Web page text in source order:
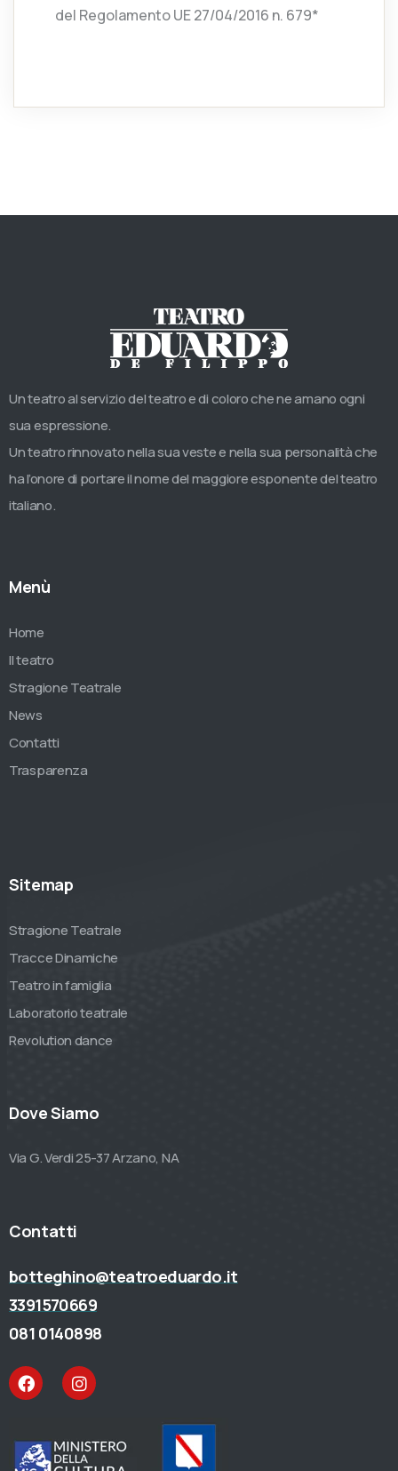
del Regolamento UE 27/04/2016 n. 679*
Un teatro al servizio del teatro e di coloro che ne amano ogni
sua espressione.
Un teatro rinnovato nella sua veste e nella sua personalità che
ha l’onore di portare il nome del maggiore esponente del teatro
italiano.
Menù
Home
Il teatro
Stragione Teatrale
News
Contatti
Trasparenza
Sitemap
Stragione Teatrale
Tracce Dinamiche
Teatro in famiglia
Laboratorio teatrale
Revolution dance
Dove Siamo
Via G. Verdi 25-37 Arzano, NA
Contatti
botteghino@teatroeduardo.it
3391570669
081 0140898